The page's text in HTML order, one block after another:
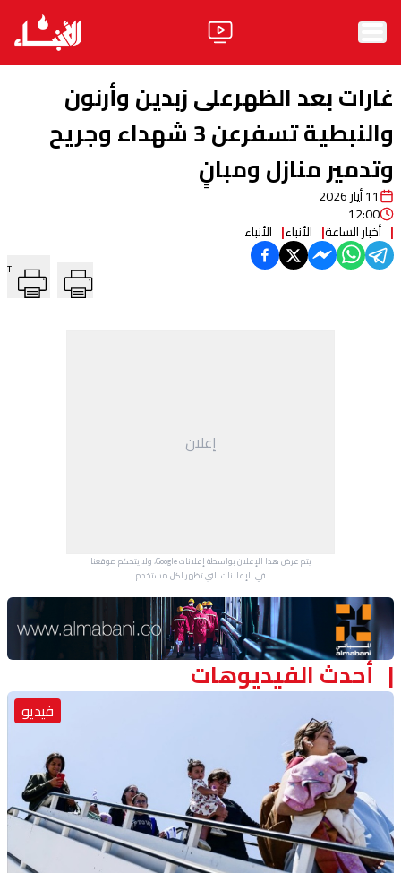
الأخبار
آراء
فيديو
مواقف
وليد جنبلاط
غارات بعد الظهرعلى زبدين وأرنون
والنبطية تسفرعن 3 شهداء وجريح
وتدمير منازل ومبانٍ
11 أيار 2026
12:00
أخبار الساعة الأنباء الأنباء
T
إعلان
يتم عرض هذا الإعلان بواسطة إعلانات Google، ولا يتحكم موقعنا
في الإعلانات التي تظهر لكل مستخدم.
Advertisement Section
أحدث الفيديوهات
فيديو